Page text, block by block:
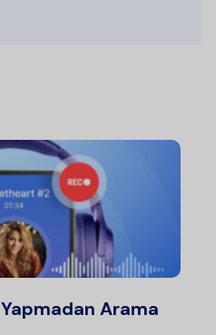
Arama